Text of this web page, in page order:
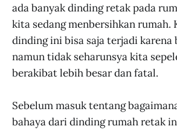
ada banyak dinding retak pada
kita sedang menbersihkan rumah.
dinding ini bisa saja terjadi karena
namun tidak seharunsya kita
berakibat lebih besar dan fatal.
Sebelum masuk tentang
bahaya dari dinding rumah retak